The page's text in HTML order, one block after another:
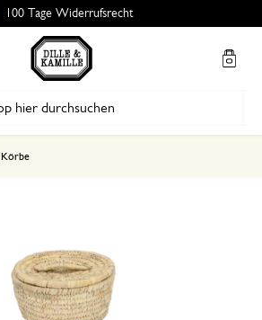
100 Tage Widerrufsrecht
Körbe